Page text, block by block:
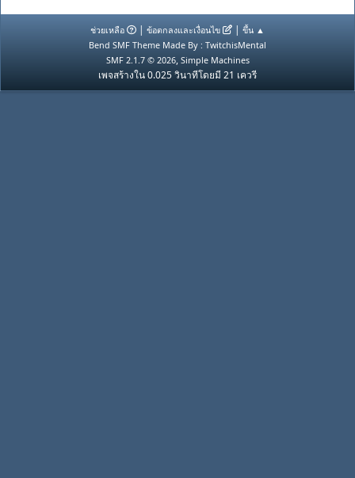
ช่วยเหลือ | ข้อตกลงและเงื่อนไข | ขึ้น ▲
Bend SMF Theme Made By : TwitchisMental
SMF 2.1.7 © 2026, Simple Machines
เพจสร้างใน 0.025 วินาทีโดยมี 21 เควรี